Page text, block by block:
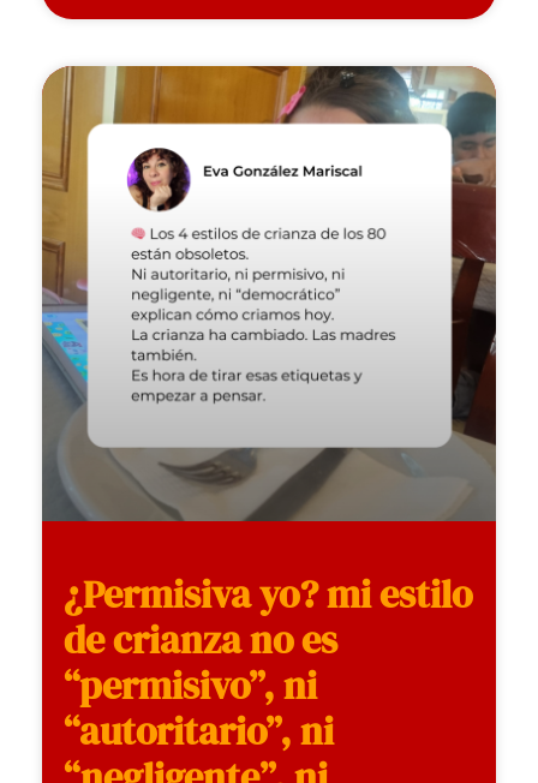
¿Permisiva yo? mi estilo
de crianza no es
“permisivo”, ni
“autoritario”, ni